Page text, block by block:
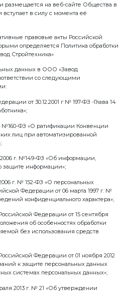
работников, иных лиц,
Обществом, а также
на персональные
настоящей Политики.
Политики
в рамках которых
персональных
в Общество в любой
замечаний и
и исполнение
в иных случаях.
для ознакомления
данные.
Политики размещается
доступе и вступает в силу
нормативные
с которыми